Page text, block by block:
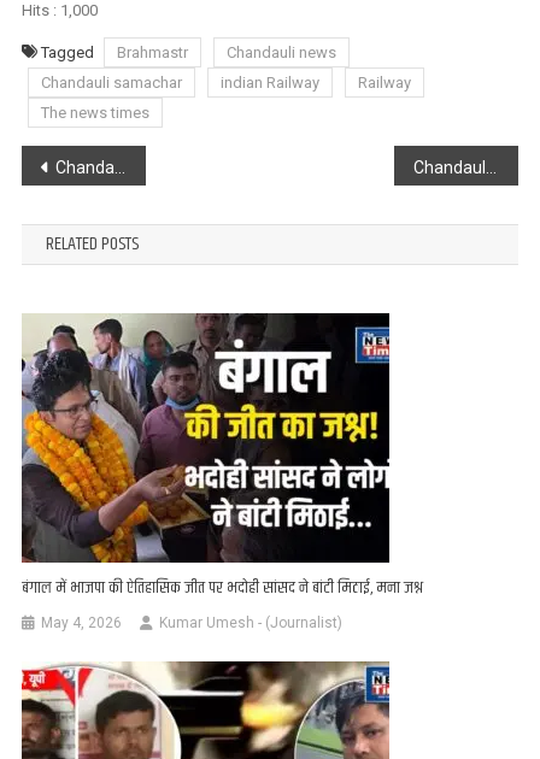
Hits : 1,000
Tagged Brahmastr
Chandauli news
Chandauli samachar
indian Railway
Railway
The news times
Post
navigation
Chandauli : फेयरवेल कार्यक्रम में सेवानिवृत्त 11 रेलकर्मियों को दी गई विदाई Chandauli : पुलिस अधीक्षक की बड़ी कार्यवाई, कंदवा थाना प्रभारी समेत 6 पुलिसकर्मी सस्पेंड
RELATED POSTS
बंगाल में भाजपा की ऐतिहासिक जीत पर भदोही सांसद ने बांटी मिठाई, मना जश्न
May 4, 2026 Kumar Umesh - (Journalist)